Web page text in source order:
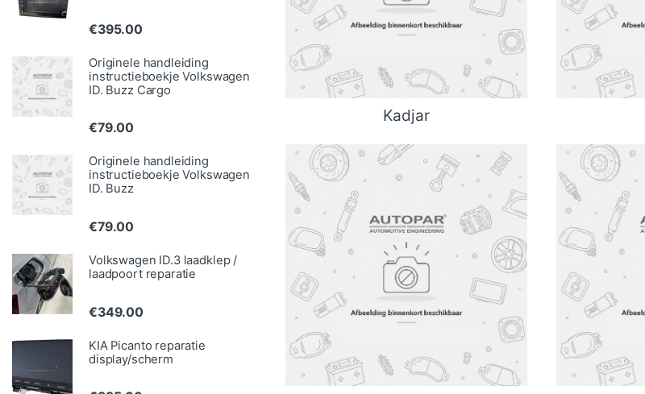
Kadjar
€395.00
Originele handleiding
instructieboekje Volkswagen
ID. Buzz Cargo
€79.00
Originele handleiding
instructieboekje Volkswagen
ID. Buzz
€79.00
Volkswagen ID.3 laadklep /
laadpoort reparatie
€349.00
KIA Picanto reparatie
display/scherm